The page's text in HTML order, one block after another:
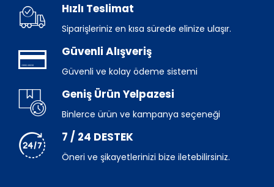
Hızlı Teslimat
Siparişleriniz en kısa sürede elinize ulaşır.
Güvenli Alışveriş
Güvenli ve kolay ödeme sistemi
Geniş Ürün Yelpazesi
Binlerce ürün ve kampanya seçeneği
7 / 24 DESTEK
Öneri ve şikayetlerinizi bize iletebilirsiniz.